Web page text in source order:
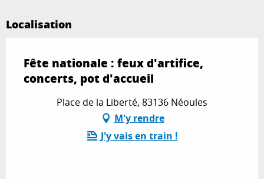
Localisation
Fête nationale : feux d'artifice,
concerts, pot d'accueil
Place de la Liberté, 83136 Néoules
M'y rendre
J'y vais en train !